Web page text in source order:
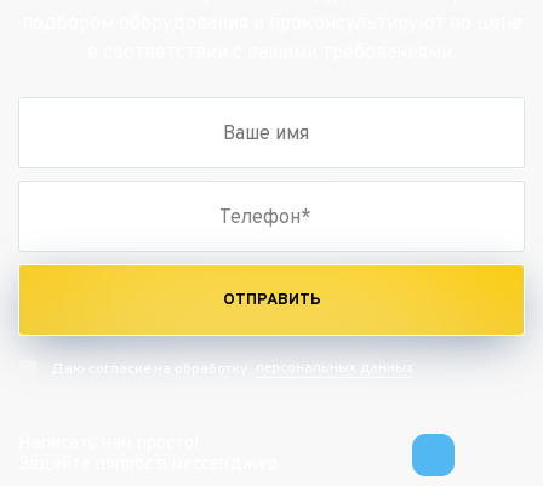
ОТПРАВИТЬ
Даю согласие на обработку персональных данных